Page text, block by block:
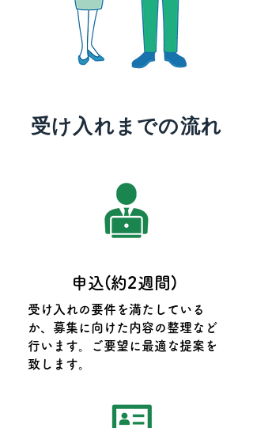
​受け入れまでの流れ
​申込(約2週間)
受け入れの要件を満たしている
か、募集に向けた内容の整理など
行います。ご要望に最適な提案を
致します。